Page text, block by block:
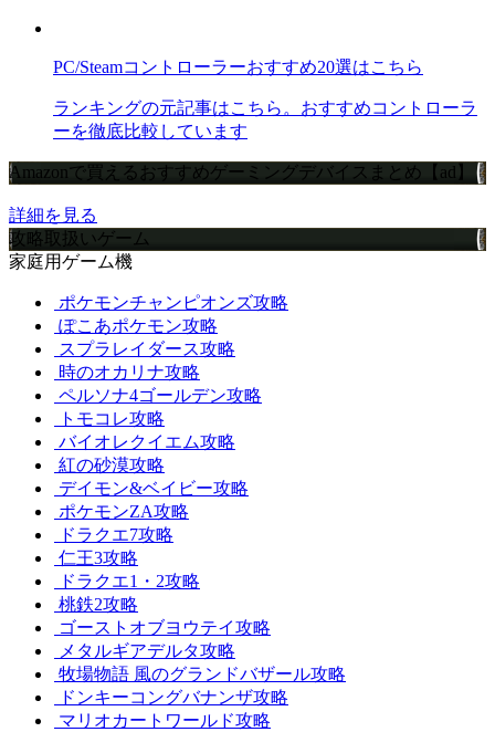
PC/Steamコントローラーおすすめ20選はこちら
ランキングの元記事はこちら。おすすめコントローラ
ーを徹底比較しています
Amazonで買えるおすすめゲーミングデバイスまとめ【ad】
詳細を見る
攻略取扱いゲーム
家庭用ゲーム機
ポケモンチャンピオンズ攻略
ぽこあポケモン攻略
スプラレイダース攻略
時のオカリナ攻略
ペルソナ4ゴールデン攻略
トモコレ攻略
バイオレクイエム攻略
紅の砂漠攻略
デイモン&ベイビー攻略
ポケモンZA攻略
ドラクエ7攻略
仁王3攻略
ドラクエ1・2攻略
桃鉄2攻略
ゴーストオブヨウテイ攻略
メタルギアデルタ攻略
牧場物語 風のグランドバザール攻略
ドンキーコングバナンザ攻略
マリオカートワールド攻略